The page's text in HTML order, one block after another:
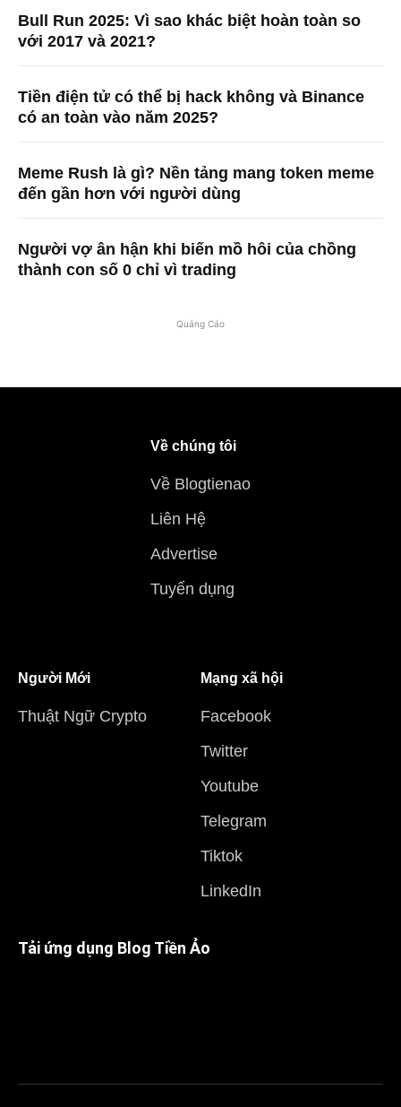
Bull Run 2025: Vì sao khác biệt hoàn toàn so
với 2017 và 2021?
Tiền điện tử có thể bị hack không và Binance
có an toàn vào năm 2025?
Meme Rush là gì? Nền tảng mang token meme
đến gần hơn với người dùng
Người vợ ân hận khi biến mồ hôi của chồng
thành con số 0 chỉ vì trading
Quảng Cáo
Về chúng tôi
Về Blogtienao
Liên Hệ
Advertise
Tuyển dụng
Người Mới
Thuật Ngữ Crypto
Mạng xã hội
Facebook
Twitter
Youtube
Telegram
Tiktok
LinkedIn
Tải ứng dụng Blog Tiền Ảo